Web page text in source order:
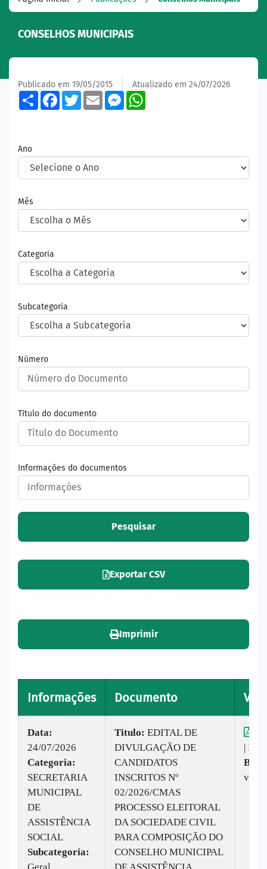
CONSELHOS MUNICIPAIS
Publicado em 19/05/2015 Atualizado em 24/07/2026
ShareFacebook
TwitterEmailMessenger
Ano
Mês
Categoria
Subcategoria
Número
Título do documento
Informações do documentos
Pesquisar
Exportar CSV
Imprimir
Informações Documento
Data:
24/07/2026
Categoria:
SECRETARIA
MUNICIPAL
DE
ASSISTÊNCIA
SOCIAL
Subcategoria:
Titulo: EDITAL DE
DIVULGAÇÃO DE
CANDIDATOS
INSCRITOS Nº
02/2026/CMAS
PROCESSO ELEITORAL
DA SOCIEDADE CIVIL
PARA COMPOSIÇÃO DO
CONSELHO MUNICIPAL
|
vezes